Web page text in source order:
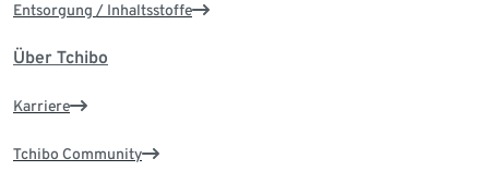
Entsorgung / Inhaltsstoffe
Über Tchibo
Karriere
Tchibo Community